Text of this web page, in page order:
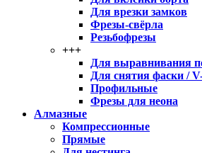
Для врезки замков
Фрезы-свёрла
Резьбофрезы
+++
Для выравнивания
Для снятия фаски /
Профильные
Фрезы для неона
Алмазные
Компрессионные
Прямые